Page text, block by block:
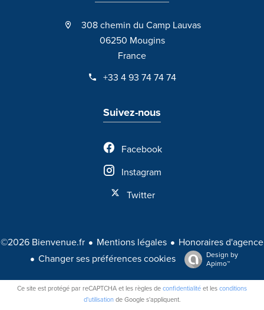
308 chemin du Camp Lauvas
06250 Mougins
France
+33 4 93 74 74 74
Suivez-nous
Facebook
Instagram
Twitter
©2026 Bienvenue.fr Mentions légales
Honoraires d'agence
Changer ses préférences cookies
Design by
Apimo™
Ce site est protégé par reCAPTCHA et les règles de confidentialité et les conditions
d'utilisationde Google s'appliquent.